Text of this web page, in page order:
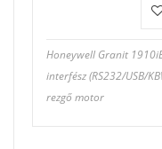
Honeywell Granit
interfész (RS232/USB/
rezgő motor